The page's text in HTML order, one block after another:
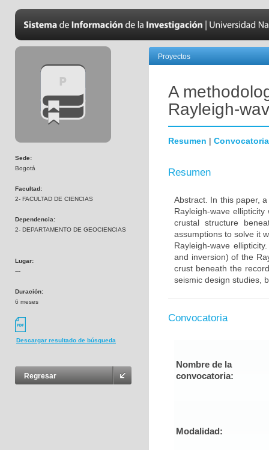
Sede:
Bogotá
Facultad:
2- FACULTAD DE CIENCIAS
Dependencia:
2- DEPARTAMENTO DE GEOCIENCIAS
Lugar:
---
Duración:
6 meses
Descargar resultado de búsqueda
Regresar
Proyectos
A
Rayleigh-
Resumen | Convocatoria
Resumen
Abstract. In this paper,
Rayleigh-wave
crustal structure
assumptions to solve it
Rayleigh-wave
and inversion) of the
crust beneath the
seismic design studies,
Convocatoria
Nombre de la
convocatoria:
Modalidad: